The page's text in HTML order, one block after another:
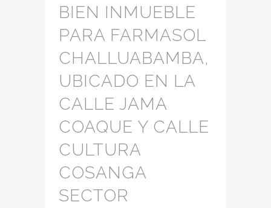
BIEN INMUEBLE
PARA FARMASOL
CHALLUABAMBA,
UBICADO EN LA
CALLE JAMA
COAQUE Y CALLE
CULTURA
COSANGA
SECTOR